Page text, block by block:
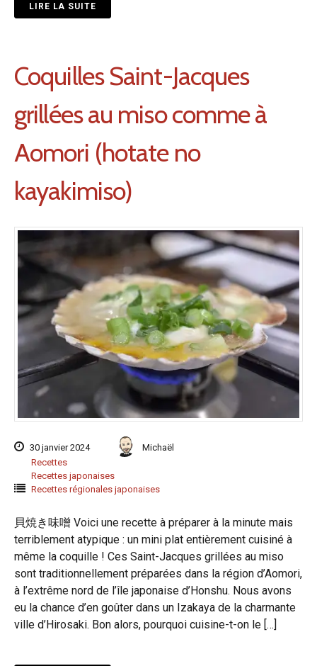
LIRE LA SUITE
Coquilles Saint-Jacques
grillées au miso comme à
Aomori (hotate no
kayakimiso)
30 janvier 2024
Michaël
Recettes
Recettes japonaises
Recettes régionales japonaises
貝焼き味噌 Voici une recette à préparer à la minute mais
terriblement atypique : un mini plat entièrement cuisiné à
même la coquille ! Ces Saint-Jacques grillées au miso
sont traditionnellement préparées dans la région d’Aomori,
à l’extrême nord de l’île japonaise d’Honshu. Nous avons
eu la chance d’en goûter dans un Izakaya de la charmante
ville d’Hirosaki. Bon alors, pourquoi cuisine-t-on le […]